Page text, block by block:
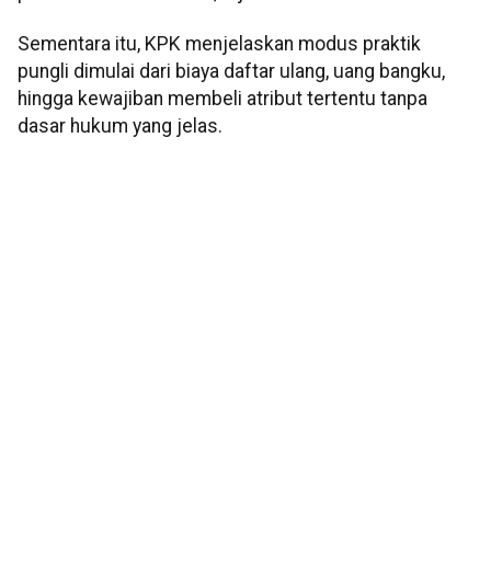
Sementara itu, KPK menjelaskan modus praktik
pungli dimulai dari biaya daftar ulang, uang bangku,
hingga kewajiban membeli atribut tertentu tanpa
dasar hukum yang jelas.